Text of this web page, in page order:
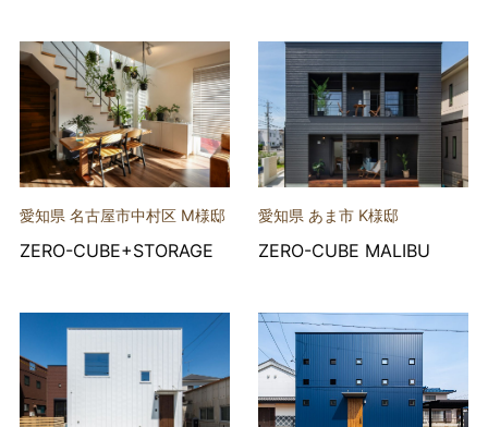
愛知県 名古屋市中村区 M様邸
ZERO-CUBE+STORAGE
愛知県 あま市 K様邸
ZERO-CUBE MALIBU